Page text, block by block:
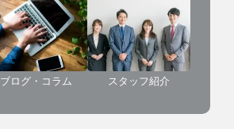
ブログ・コラム スタッフ紹介